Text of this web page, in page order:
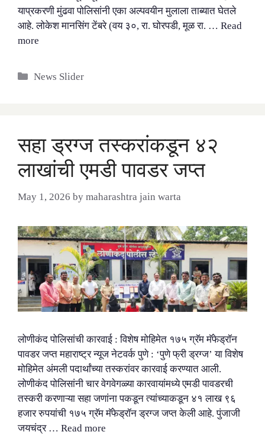
याप्रकरणी मुंढवा पोलिसांनी एका अल्पवयीन मुलाला ताब्यात घेतले
आहे. लोकेश मानसिंग टेंबरे (वय ३०, रा. घोरपडी, मूळ रा. … Read
more
Categories
News Slider
सहा ड्रग्ज तस्करांकडून ४२
लाखांची एमडी पावडर जप्त
May 1, 2026 by maharashtra jain warta
लोणीकंद पोलिसांची कारवाई : विशेष मोहिमेत १७५ ग्रॅम मॅफेड्रॉन
पावडर जप्त महाराष्ट्र न्यूज नेटवर्क पुणे : ‘पुणे फ्री ड्रग्ज’ या विशेष
मोहिमेत अंमली पदार्थांच्या तस्करांवर कारवाई करण्यात आली.
लोणीकंद पोलिसांनी चार वेगवेगळ्या कारवायांमध्ये एमडी पावडरची
तस्करी करणाऱ्या सहा जणांना पकडून त्यांच्याकडून ४१ लाख ९६
हजार रुपयांची १७५ ग्रॅम मॅफेड्रॉन ड्रग्ज जप्त केली आहे. पुंजाजी
जयचंद्र … Read more